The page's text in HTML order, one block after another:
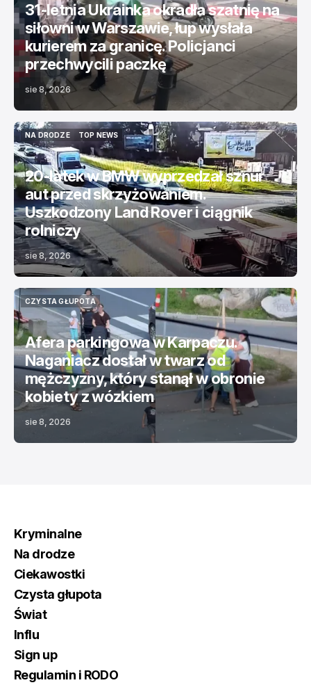
31-letnia Ukrainka okradła szatnię na
siłowni w Warszawie, łup wysłała
kurierem za granicę. Policjanci
przechwycili paczkę
sie 8, 2026
NA DRODZE
NA DRODZE
TOP NEWS
TOP NEWS
20-latek w BMW wyprzedzał sznur
aut przed skrzyżowaniem.
Uszkodzony Land Rover i ciągnik
rolniczy
sie 8, 2026
CZYSTA GŁUPOTA
CZYSTA GŁUPOTA
Afera parkingowa w Karpaczu.
Naganiacz dostał w twarz od
mężczyzny, który stanął w obronie
kobiety z wózkiem
sie 8, 2026
Kryminalne
Na drodze
Ciekawostki
Czysta głupota
Świat
Influ
Sign up
Regulamin i RODO